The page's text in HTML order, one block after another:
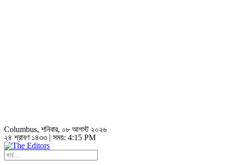
Columbus, শনিবার, ০৮ আগস্ট ২০২৬
২৪ শ্রাবণ ১৪৩৩ | সময়: 4:15 PM